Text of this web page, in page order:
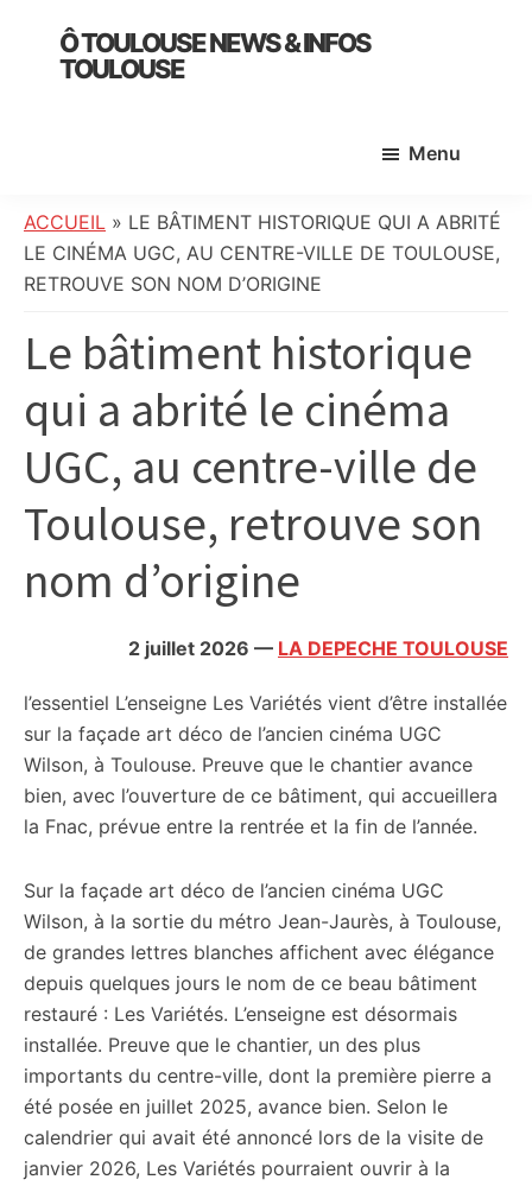
primary
Ô TOULOUSE NEWS & INFOS
TOULOUSE
:
info
locale,
culture,
politique,
météo,
divers
initiatives
citoyennes
Menu
ACCUEIL » LE BÂTIMENT HISTORIQUE QUI A ABRITÉ
LE CINÉMA UGC, AU CENTRE-VILLE DE TOULOUSE,
RETROUVE SON NOM D’ORIGINE
Le bâtiment historique
qui a abrité le cinéma
UGC, au centre-ville de
Toulouse, retrouve son
nom d’origine
2 juillet 2026 — LA DEPECHE TOULOUSE
l’essentiel L’enseigne Les Variétés vient d’être installée
sur la façade art déco de l’ancien cinéma UGC
Wilson, à Toulouse. Preuve que le chantier avance
bien, avec l’ouverture de ce bâtiment, qui accueillera
la Fnac, prévue entre la rentrée et la fin de l’année.
Sur la façade art déco de l’ancien cinéma UGC
Wilson, à la sortie du métro Jean-Jaurès, à Toulouse,
de grandes lettres blanches affichent avec élégance
depuis quelques jours le nom de ce beau bâtiment
restauré : Les Variétés. L’enseigne est désormais
installée. Preuve que le chantier, un des plus
importants du centre-ville, dont la première pierre a
été posée en juillet 2025, avance bien. Selon le
calendrier qui avait été annoncé lors de la visite de
janvier 2026, Les Variétés pourraient ouvrir à la